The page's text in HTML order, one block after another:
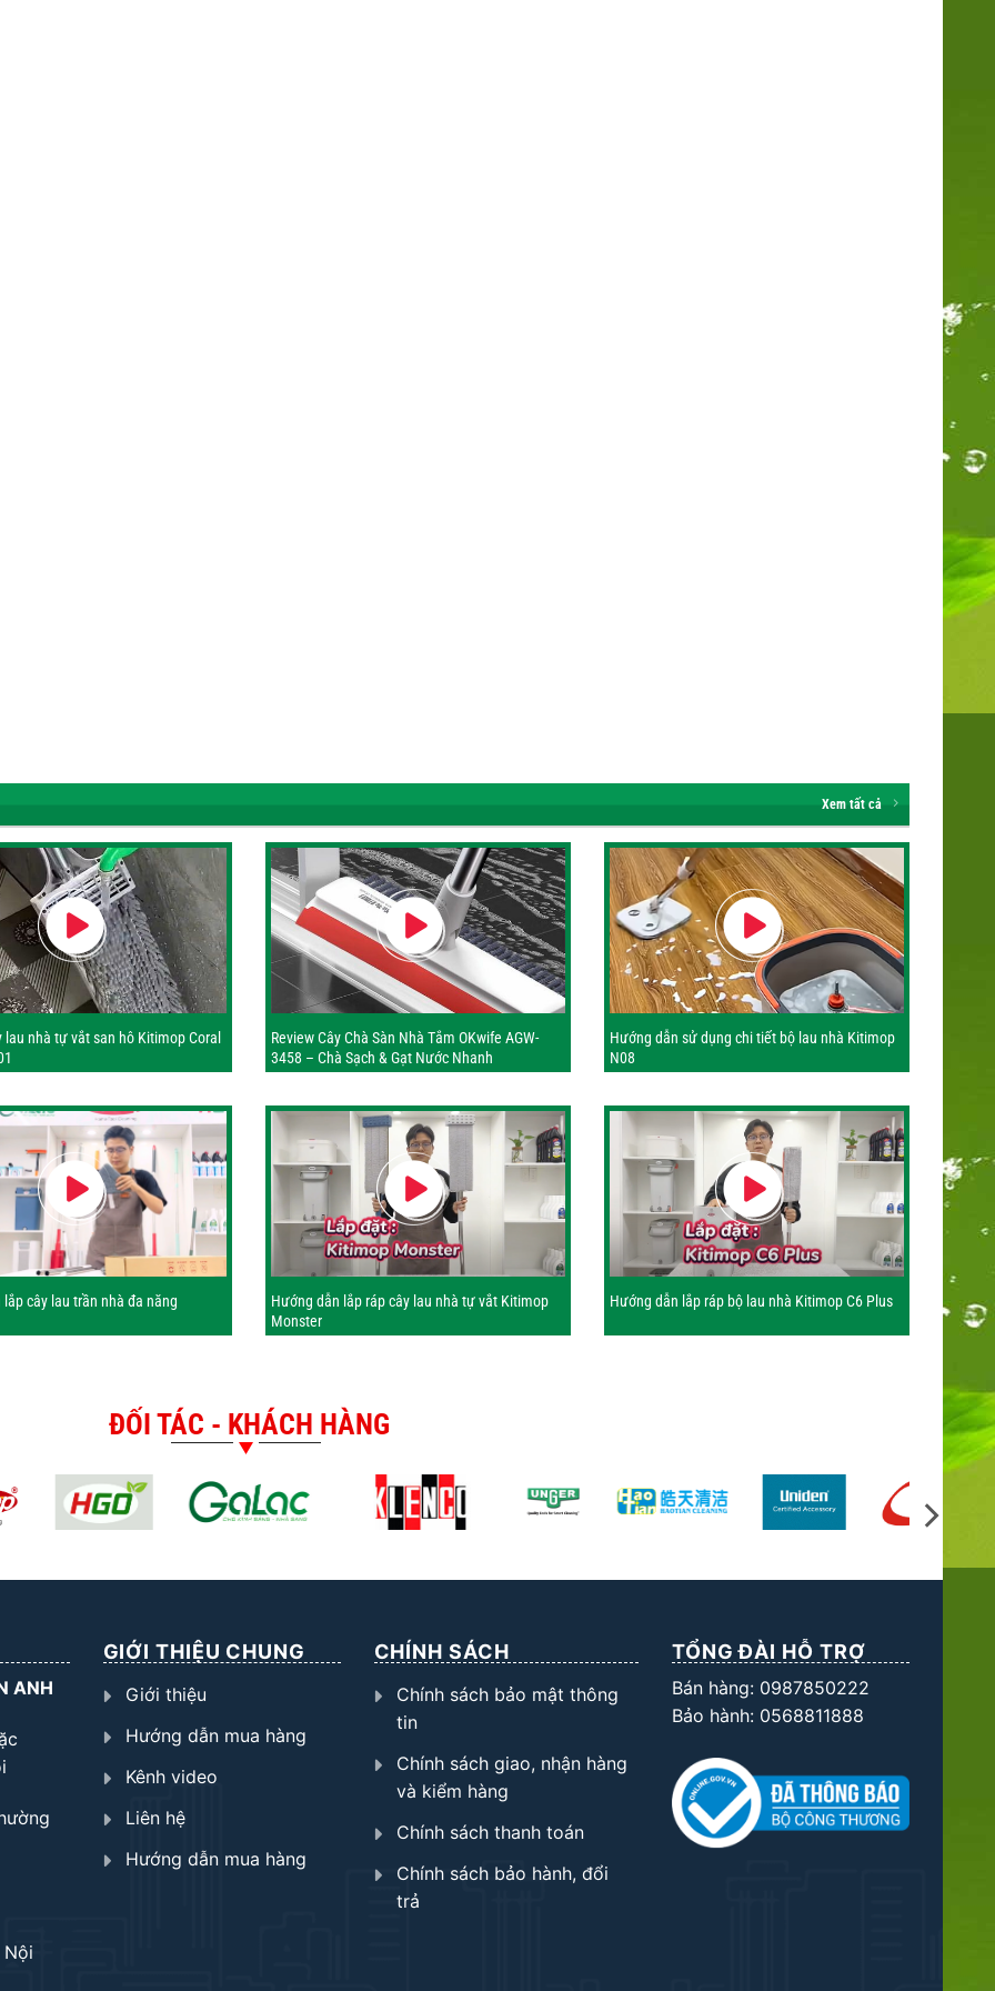
Xem tất cả
lau nhà tự vắt san hô Kitimop Coral
Review Cây Chà Sàn Nhà Tắm OKwife AGW-
3458 – Chà Sạch & Gạt Nước Nhanh
Hướng dẫn sử dụng chi tiết bộ lau nhà Kitimop
N08
cây lau trần nhà đa năng
Hướng dẫn lắp ráp cây lau nhà tự vắt Kitimop
Monster
Hướng dẫn lắp ráp bộ lau nhà Kitimop C6 Plus
ĐỐI TÁC - KHÁCH HÀNG
ANH
Nội
GIỚI THIỆU CHUNG
Giới thiệu
Hướng dẫn mua hàng
Kênh video
Liên hệ
Hướng dẫn mua hàng
CHÍNH SÁCH
Chính sách bảo mật thông
tin
Chính sách giao, nhận hàng
và kiểm hàng
Chính sách thanh toán
Chính sách bảo hành, đổi
trả
TỔNG ĐÀI HỖ TRỢ
Bán hàng: 0987850222
Bảo hành: 0568811888